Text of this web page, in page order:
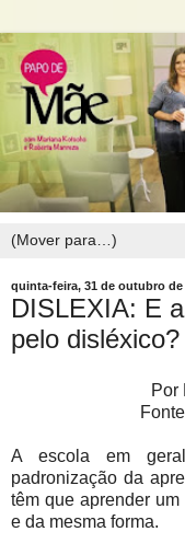
quinta-feira, 31 de outubro de
DISLEXIA: E
pelo disléxico?
Por
A escola em
padronização da
têm que aprender
e da mesma forma.